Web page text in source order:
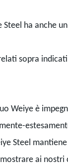
Steel ha anche
sopra
Weiye è
Steel
ai